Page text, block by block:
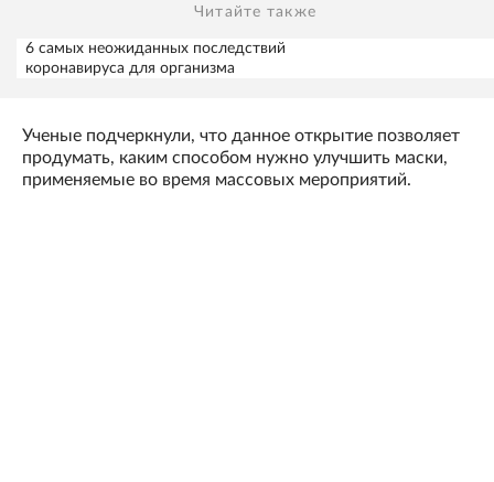
Читайте также
6 самых неожиданных последствий
коронавируса для организма
Ученые подчеркнули, что данное открытие позволяет
продумать, каким способом нужно улучшить маски,
применяемые во время массовых мероприятий.